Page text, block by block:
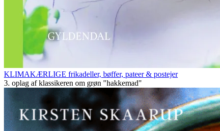
KLIMAKÆRLIGE frikadeller, bøffer, pateer & postejer
3. oplag af klassikeren om grøn "hakkemad"